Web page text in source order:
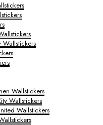
Wallstickers
Wallstickers
Wallstickers
Wallstickers